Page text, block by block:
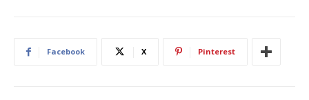
Facebook X Pinterest